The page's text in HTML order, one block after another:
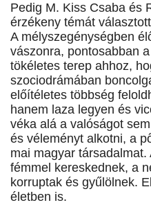
Pedig M. Kiss Csaba és
érzékeny témát
A mélyszegénységben
vászonra, pontosabban
tökéletes terep ahhoz,
szociodrámában
előítéletes többség
hanem laza legyen és
véka alá a valóságot
és véleményt alkotni, a
mai magyar
fémmel kereskednek, a
korruptak és gyűlölnek.
életben is.